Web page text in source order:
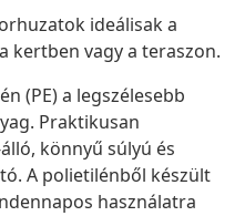
ideálisak a
kertben vagy a teraszon.
(PE) a legszélesebb
Praktikusan
könnyű súlyú és
A polietilénből készült
használatra